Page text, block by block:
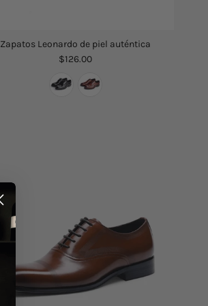
Zapatos Leonardo de piel auténtica
$126.00